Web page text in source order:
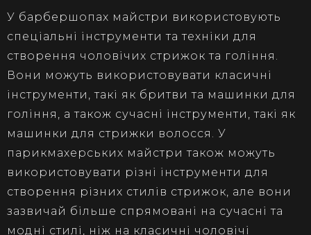
У барбершопах майстри використовують
спеціальні інструменти та техніки для
створення чоловічих стрижок та гоління.
Вони можуть використовувати класичні
інструменти, такі як бритви та машинки для
гоління, а також сучасні інструменти, такі як
машинки для стрижки волосся. У
парикмахерських майстри також можуть
використовувати різні інструменти для
створення різних стилів стрижок, але вони
зазвичай більше спрямовані на сучасні та
модні стилі, ніж на класичні чоловічі